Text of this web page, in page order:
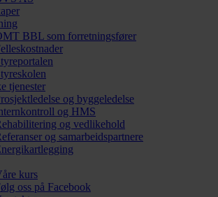
BBL som forretningsfører
tjenester
og byggeledelse
og HMS
og vedlikehold
og samarbeidspartnere
kurs
oss på Facebook